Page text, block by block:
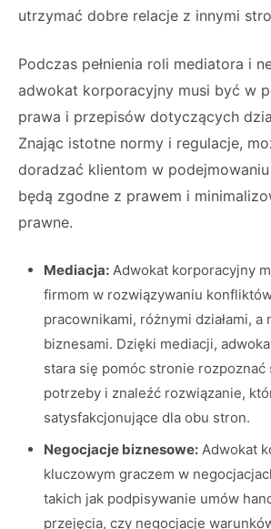
utrzymać dobre relacje z innymi
Podczas pełnienia roli mediatora i
adwokat korporacyjny musi być w
prawa i przepisów dotyczących
Znając istotne normy i regulacje,
doradzać klientom w
będą zgodne z prawem i
prawne.
Mediacja: Adwokat korporacyjny
firmom w rozwiązywaniu
pracownikami, różnymi działami, a
biznesami. Dzięki mediacji,
stara się pomóc stronie
potrzeby i znaleźć rozwiązanie,
satysfakcjonujące dla obu stron.
Negocjacje biznesowe: Adwokat
kluczowym graczem w
takich jak podpisywanie umów
przejęcia, czy negocjacje